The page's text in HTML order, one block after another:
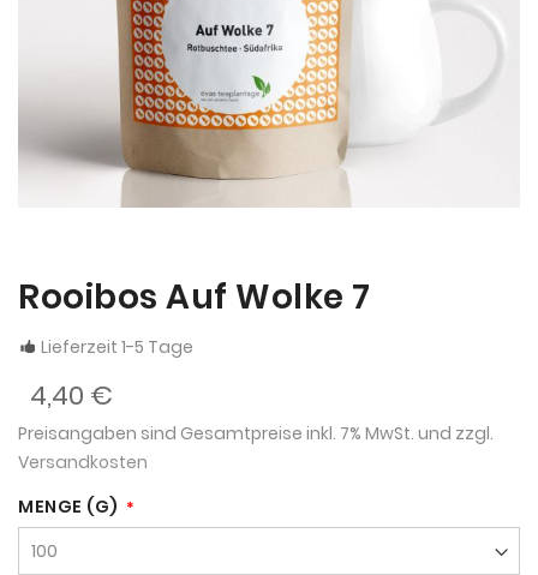
Rooibos Auf Wolke 7
Lieferzeit 1-5 Tage
4,40 €
Preisangaben sind Gesamtpreise inkl. 7% MwSt. und zzgl.
Versandkosten
MENGE (G)